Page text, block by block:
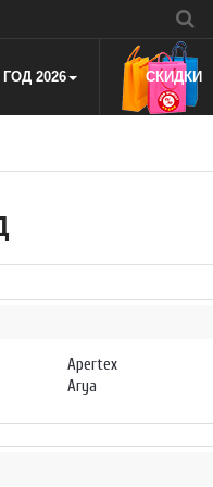
2026 СКИДКИ
Apertex
Arya